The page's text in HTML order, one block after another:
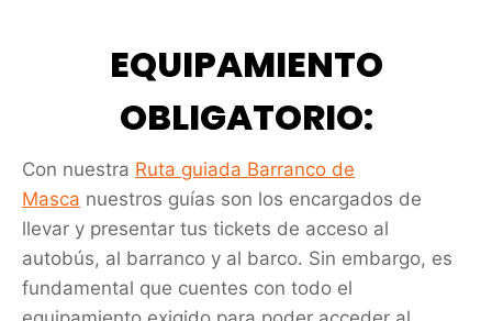
EQUIPAMIENTO
OBLIGATORIO:
Con nuestra Ruta guiada Barranco de
Masca nuestros guías son los encargados de
llevar y presentar tus tickets de acceso al
autobús, al barranco y al barco. Sin embargo, es
fundamental que cuentes con todo el